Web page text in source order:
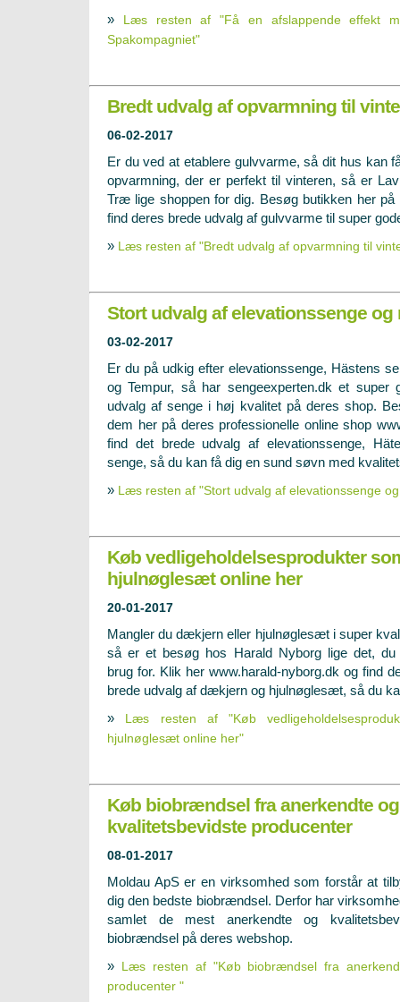
»
Læs resten af "Få en afslappende effekt
Spakompagniet"
Bredt udvalg af opvarmning til
06-02-2017
Er du ved at etablere gulvvarme, så dit hus kan
opvarmning, der er perfekt til vinteren, så er
Træ lige shoppen for dig. Besøg butikken her
find deres brede udvalg af gulvvarme til super
» Læs resten af "Bredt udvalg af opvarmning til
Stort udvalg af elevationssenge og
03-02-2017
Er du på udkig efter elevationssenge, Hästens
og Tempur, så har sengeexperten.dk et super
udvalg af senge i høj kvalitet på deres shop.
dem her på deres professionelle online shop
find det brede udvalg af elevationssenge,
senge, så du kan få dig en sund søvn med
» Læs resten af "Stort udvalg af elevationssenge
Køb vedligeholdelsesprodukter
hjulnøglesæt online her
20-01-2017
Mangler du dækjern eller hjulnøglesæt i super
så er et besøg hos Harald Nyborg lige det, du
brug for. Klik her www.harald-nyborg.dk og find
brede udvalg af dækjern og hjulnøglesæt, så du
» Læs resten af "Køb
hjulnøglesæt online her"
Køb biobrændsel fra anerkendte og
kvalitetsbevidste producenter
08-01-2017
Moldau ApS er en virksomhed som forstår at
dig den bedste biobrændsel. Derfor har
samlet de mest anerkendte og
biobrændsel på deres webshop.
» Læs resten af "Køb biobrændsel fra
producenter "